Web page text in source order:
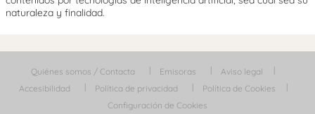
naturaleza y finalidad.
Quiénes somos / Contacta Emisoras
Aviso legal
Accesibilidad
Política de privacidad
Política de Cookies
Configuración de Cookies